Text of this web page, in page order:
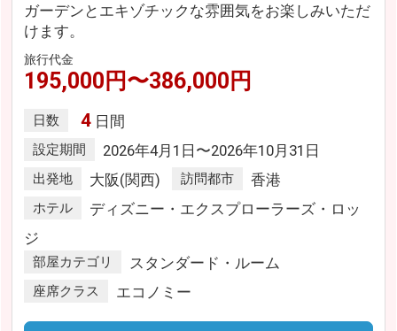
ガーデンとエキゾチックな雰囲気をお楽しみいただ
けます。
旅行代金
195,000円〜386,000円
日数 4 日間
設定期間 2026年4月1日〜2026年10月31日
出発地 大阪(関西) 訪問都市 香港
ホテル
ディズニー・エクスプローラーズ・ロッ
ジ
部屋カテゴリ スタンダード・ルーム
座席クラス エコノミー